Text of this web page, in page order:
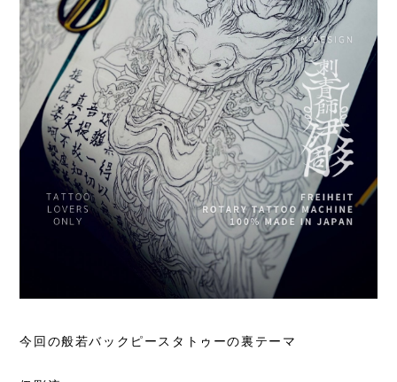
今回の般若バックピースタトゥーの裏テーマ